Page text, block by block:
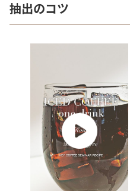
抽出のコツ